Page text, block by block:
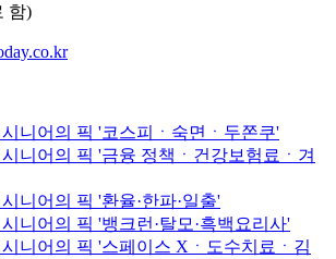
함)
니어의 픽 '코스피ㆍ숙면ㆍ두쫀쿠'
니어의 픽 '금융 정책ㆍ건강보험료ㆍ겨
니어의 픽 '환율·한파·일출'
니어의 픽 '뱅크런·탈모·흑백요리사'
니어의 픽 '스페이스 Xㆍ도수치료ㆍ김